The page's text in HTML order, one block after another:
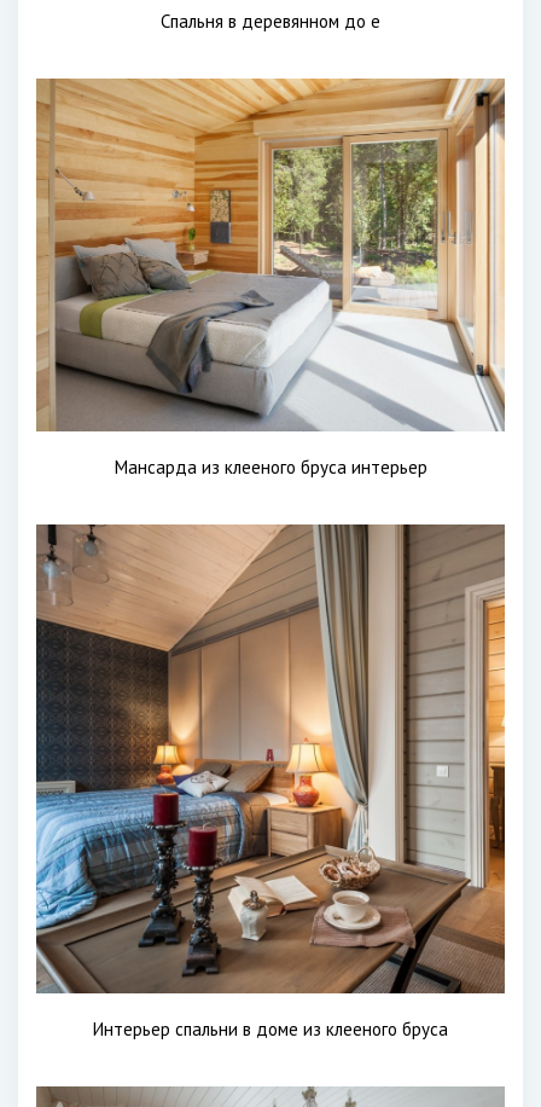
Спальня в деревянном до е
Мансарда из клееного бруса интерьер
Интерьер спальни в доме из клееного бруса